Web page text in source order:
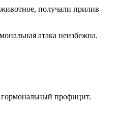
получали прилив
атака неизбежна.
гормональный профицит.